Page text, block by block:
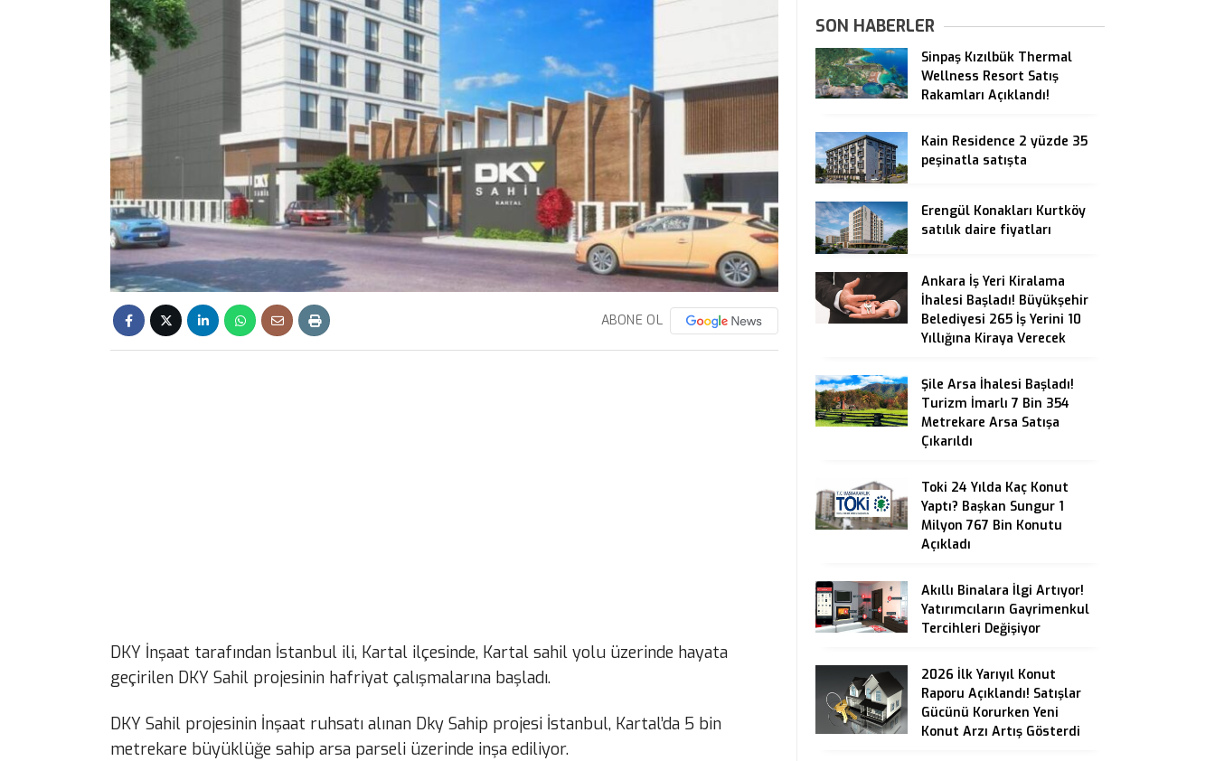
ABONE OL
DKY İnşaat tarafından İstanbul ili, Kartal ilçesinde, Kartal sahil yolu üzerinde hayata
geçirilen DKY Sahil projesinin hafriyat çalışmalarına başladı.
DKY Sahil projesinin İnşaat ruhsatı alınan Dky Sahip projesi İstanbul, Kartal’da 5 bin
metrekare büyüklüğe sahip arsa parseli üzerinde inşa ediliyor.
SON HABERLER
Sinpaş Kızılbük Thermal
Wellness Resort Satış
Rakamları Açıklandı!
Kain Residence 2 yüzde 35
peşinatla satışta
Erengül Konakları Kurtköy
satılık daire fiyatları
Ankara İş Yeri Kiralama
İhalesi Başladı! Büyükşehir
Belediyesi 265 İş Yerini 10
Yıllığına Kiraya Verecek
Şile Arsa İhalesi Başladı!
Turizm İmarlı 7 Bin 354
Metrekare Arsa Satışa
Çıkarıldı
Toki 24 Yılda Kaç Konut
Yaptı? Başkan Sungur 1
Milyon 767 Bin Konutu
Açıkladı
Akıllı Binalara İlgi Artıyor!
Yatırımcıların Gayrimenkul
Tercihleri Değişiyor
2026 İlk Yarıyıl Konut
Raporu Açıklandı! Satışlar
Gücünü Korurken Yeni
Konut Arzı Artış Gösterdi